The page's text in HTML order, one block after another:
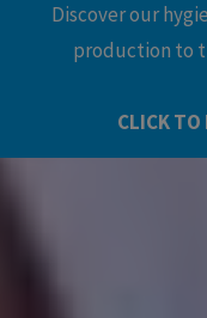
Discover our
production to
CLICK TO